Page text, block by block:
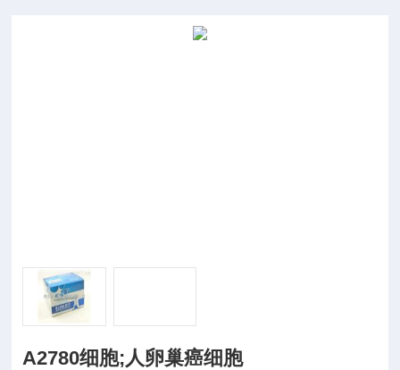
A2780细胞;人卵巢癌细胞